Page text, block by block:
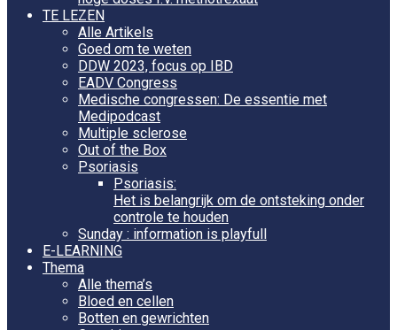
TE LEZEN
Alle Artikels
Goed om te weten
DDW 2023, focus op IBD
EADV Congress
Medische congressen: De essentie met
Medipodcast
Multiple sclerose
Out of the Box
Psoriasis
Psoriasis:
Het is belangrijk om de ontsteking onder
controle te houden
Sunday : information is playfull
E-LEARNING
Thema
Alle thema’s
Bloed en cellen
Botten en gewrichten